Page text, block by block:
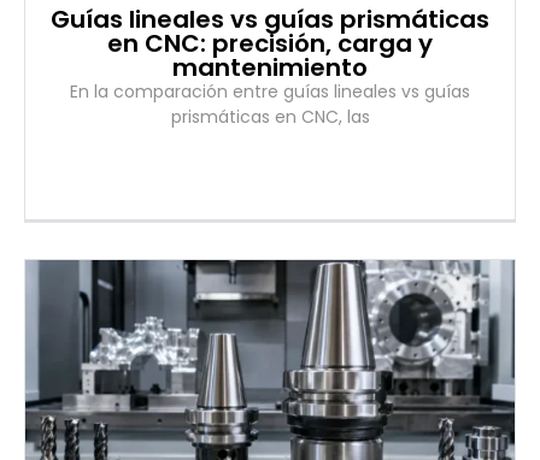
Guías lineales vs guías prismáticas
en CNC: precisión, carga y
mantenimiento
En la comparación entre guías lineales vs guías
prismáticas en CNC, las